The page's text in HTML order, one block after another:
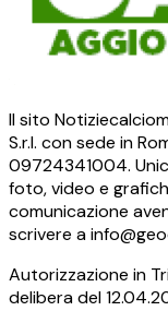
Il sito
S.r.l. con sede in
09724341004.
foto, video e
comunicazione
scrivere a
Autorizzazione in
delibera del